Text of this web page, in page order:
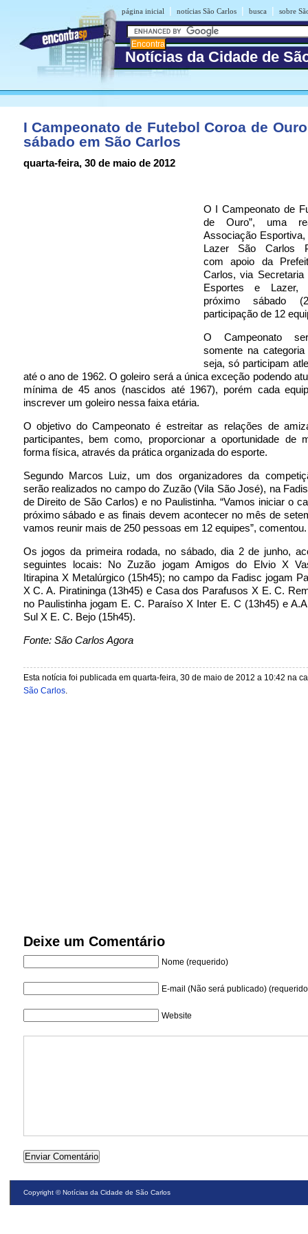
página inicial | notícias São Carlos | busca | sobre
Notícias da Cidade de
I Campeonato de Futebol Coroa de
sábado em São Carlos
quarta-feira, 30 de maio de 2012
O I Campeonato de
de Ouro”, uma
Associação
Lazer São Carlos
com apoio da
Carlos, via Secretaria
Esportes e Lazer,
próximo sábado
participação de 12
O Campeonato
somente na
seja, só participam
até o ano de 1962. O goleiro será a única exceção podendo
mínima de 45 anos (nascidos até 1967), porém cada
inscrever um goleiro nessa faixa etária.
O objetivo do Campeonato é estreitar as relações de
participantes, bem como, proporcionar a oportunidade de
forma física, através da prática organizada do esporte.
Segundo Marcos Luiz, um dos organizadores da
serão realizados no campo do Zuzão (Vila São José), na
de Direito de São Carlos) e no Paulistinha. “Vamos iniciar o
próximo sábado e as finais devem acontecer no mês de
vamos reunir mais de 250 pessoas em 12 equipes”, comentou.
Os jogos da primeira rodada, no sábado, dia 2 de junho,
seguintes locais: No Zuzão jogam Amigos do Elvio X
Itirapina X Metalúrgico (15h45); no campo da Fadisc jogam
X C. A. Piratininga (13h45) e Casa dos Parafusos X E. C.
no Paulistinha jogam E. C. Paraíso X Inter E. C (13h45) e
Sul X E. C. Bejo (15h45).
Fonte: São Carlos Agora
Esta notícia foi publicada em quarta-feira, 30 de maio de 2012 a 10:42 na
São Carlos.
Deixe um Comentário
Nome (requerido)
E-mail (Não será publicado)
Website
Copyright ©Notícias da Cidade de São Carlos